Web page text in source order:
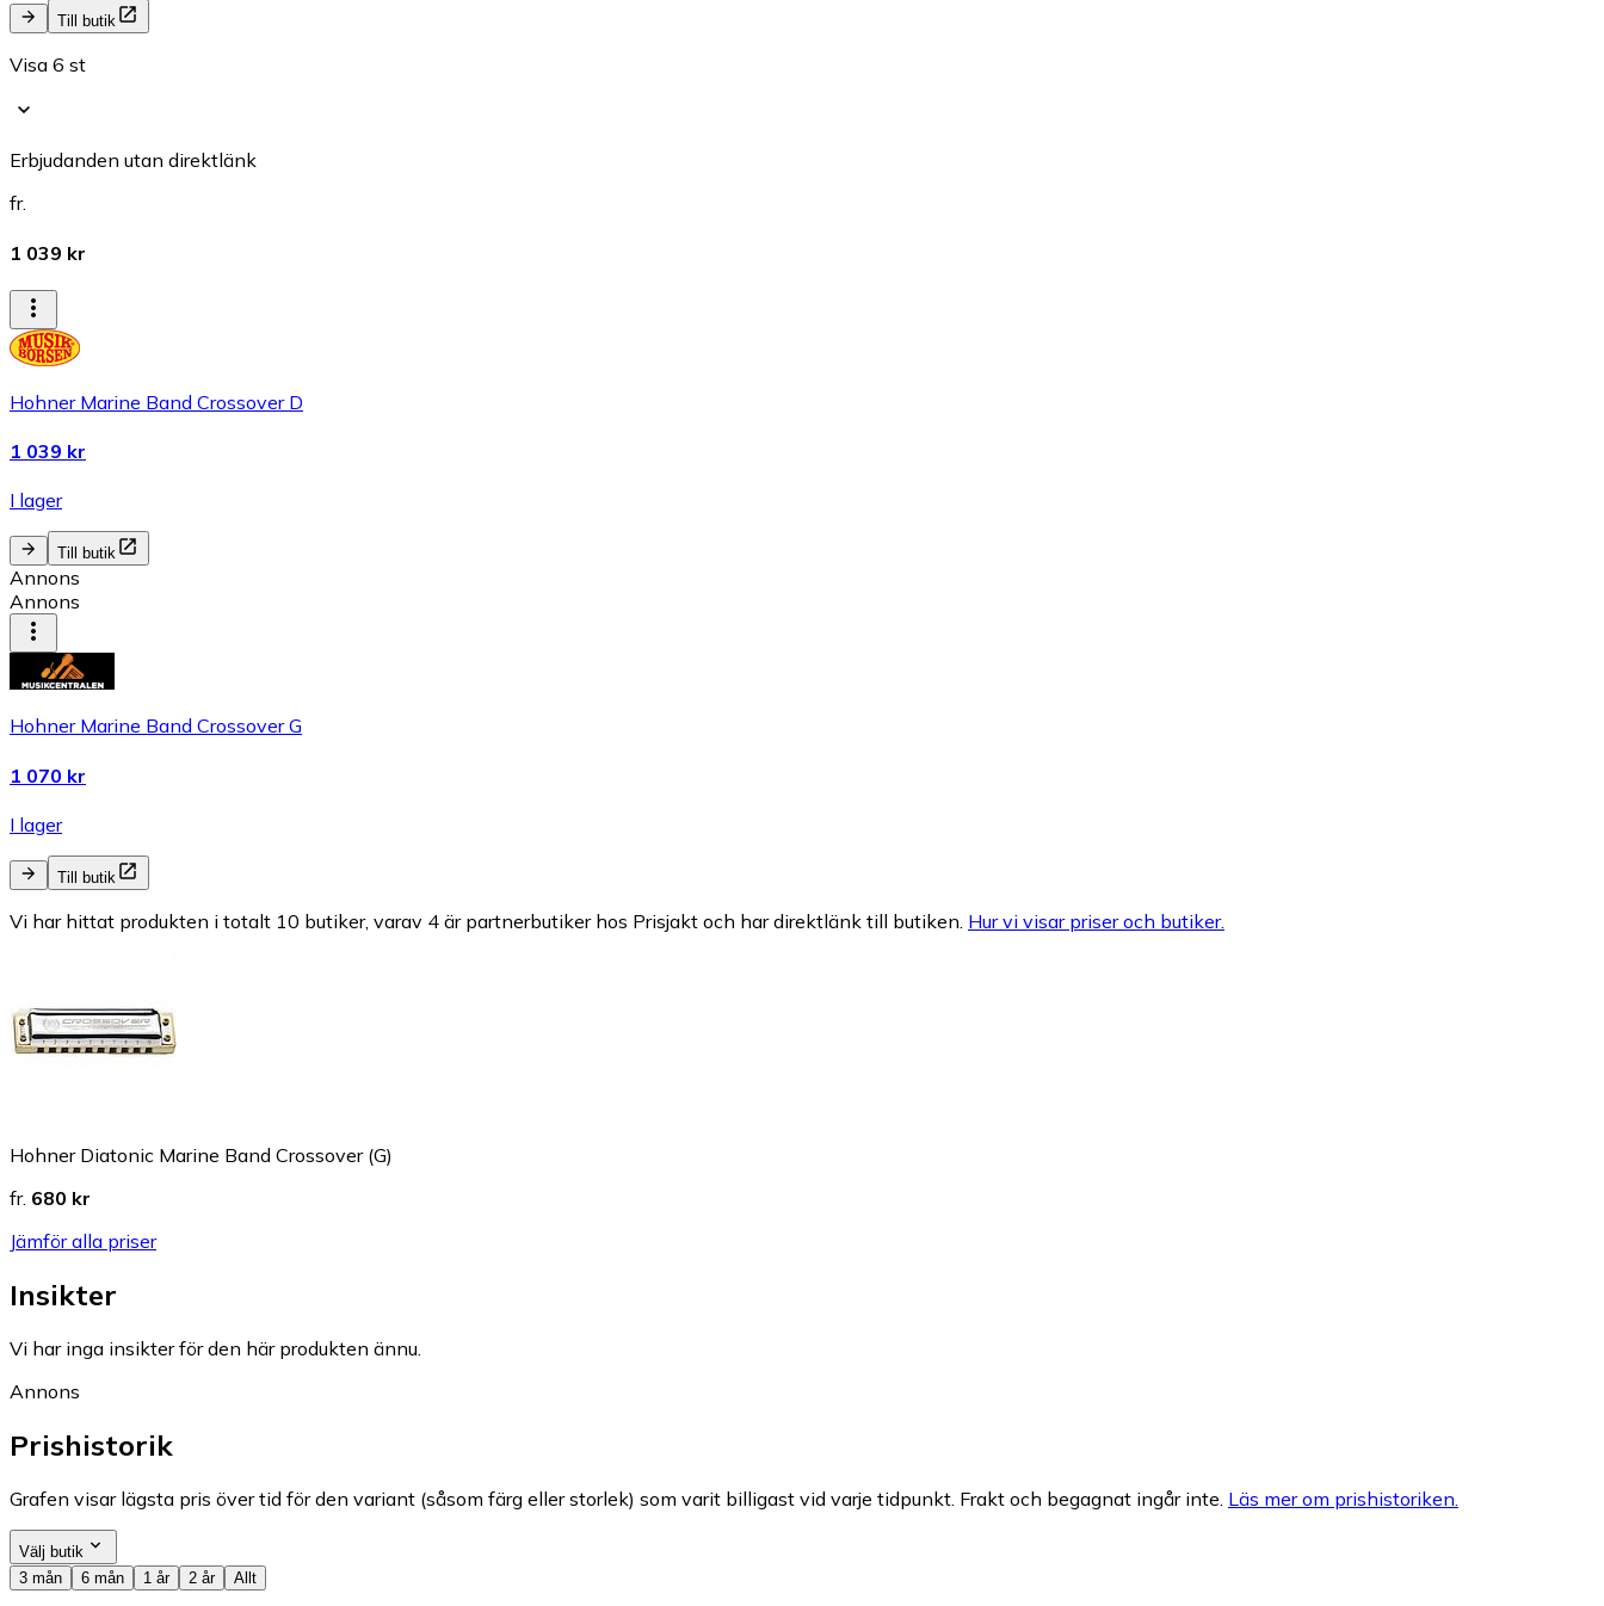
Till butik
Visa 6 st
Erbjudanden utan direktlänk
fr.
1 039 kr
Hohner Marine Band Crossover D
1 039 kr
I lager
Till butik
Annons
Annons
Hohner Marine Band Crossover G
1 070 kr
I lager
Till butik
Vi har hittat produkten i totalt 10 butiker, varav 4 är partnerbutiker hos Prisjakt och har direktlänk till butiken. Hur vi visar priser och butiker.
Hohner Diatonic Marine Band Crossover (G)
fr. 680 kr
Jämför alla priser
Insikter
Vi har inga insikter för den här produkten ännu.
Annons
Prishistorik
Grafen visar lägsta pris över tid för den variant (såsom färg eller storlek) som varit billigast vid varje tidpunkt. Frakt och begagnat ingår inte. Läs mer om prishistoriken.
Välj butik
3 mån
6 mån 1 år 2 år Allt